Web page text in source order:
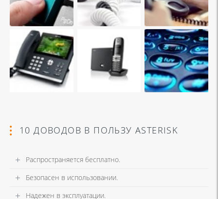
10 ДОВОДОВ В ПОЛЬЗУ ASTERISK
Распространяется бесплатно.
Безопасен в использовании.
Надежен в эксплуатации.